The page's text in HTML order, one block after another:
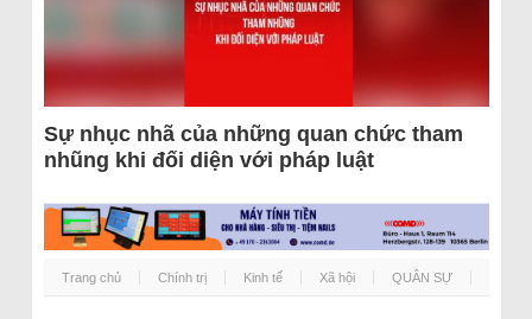
Sự nhục nhã của những quan chức tham
nhũng khi đối diện với pháp luật
Trang chủ Chính trị Kinh tế Xã hội QUÂN SỰ